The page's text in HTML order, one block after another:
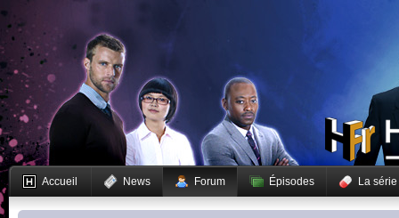
Accueil News Forum Épisodes La série